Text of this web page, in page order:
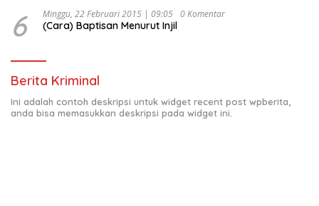
6 Minggu, 22 Februari 2015 | 09:05 0 Komentar
(Cara) Baptisan Menurut Injil
Berita Kriminal
Ini adalah contoh deskripsi untuk widget recent post wpberita,
anda bisa memasukkan deskripsi pada widget ini.